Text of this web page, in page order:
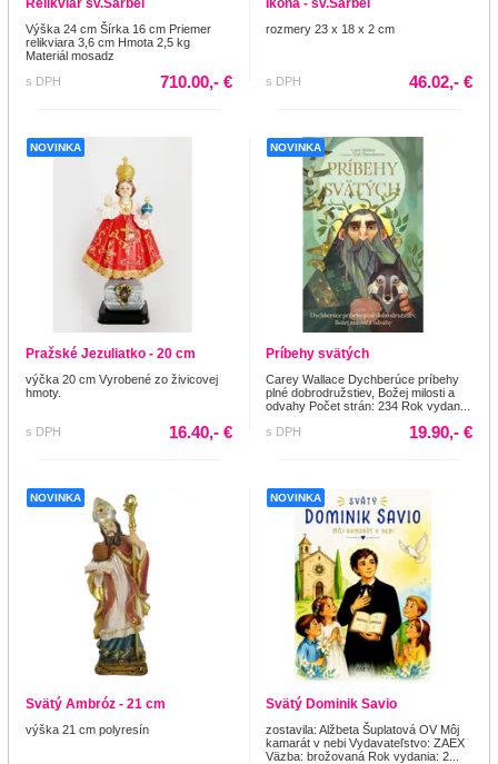
Relikviár sv.Šarbel
Výška 24 cm Šírka 16 cm Priemer
relikviara 3,6 cm Hmota 2,5 kg
Materiál mosadz
s DPH
710.00,- €
Ikona - sv.Šarbel
rozmery 23 x 18 x 2 cm
s DPH 46.02,- €
NOVINKA
Pražské Jezuliatko - 20 cm
výčka 20 cm Vyrobené zo živicovej
hmoty.
s DPH 16.40,- €
NOVINKA
Príbehy svätých
Carey Wallace Dychberúce príbehy
plné dobrodružstiev, Božej milosti a
odvahy Počet strán: 234 Rok vydan...
s DPH
19.90,- €
NOVINKA
Svätý Ambróz - 21 cm
výška 21 cm polyresín
NOVINKA
Svätý Dominik Savio
zostavila: Alžbeta Šuplatová OV Môj
kamarát v nebi Vydavateľstvo: ZAEX
Väzba: brožovaná Rok vydania: 2...